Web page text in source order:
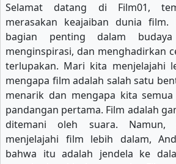
Selamat datang di Film01,
merasakan keajaiban dunia film.
bagian penting dalam
menginspirasi, dan menghadirkan
terlupakan. Mari kita menjelajahi
mengapa film adalah salah satu
menarik dan mengapa kita
pandangan pertama. Film adalah
ditemani oleh suara. Namun,
menjelajahi film lebih dalam,
bahwa itu adalah jendela ke